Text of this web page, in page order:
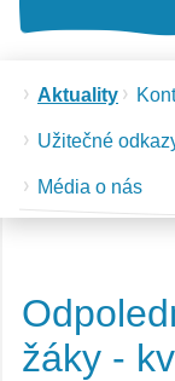
Aktuality
Užitečné
Média o nás
žáky -